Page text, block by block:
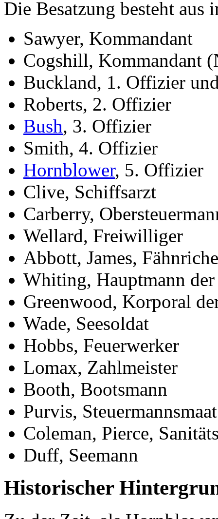
Die Besatzung besteht aus
Sawyer, Kommandant
Cogshill, Kommandant
Buckland, 1. Offizier
Roberts, 2. Offizier
Bush, 3. Offizier
Smith, 4. Offizier
Hornblower, 5. Offizier
Clive, Schiffsarzt
Carberry,
Wellard, Freiwilliger
Abbott, James, Fähnriche
Whiting, Hauptmann der
Greenwood, Korporal
Wade, Seesoldat
Hobbs, Feuerwerker
Lomax, Zahlmeister
Booth, Bootsmann
Purvis, Steuermannsmaat
Coleman, Pierce,
Duff, Seemann
Historischer